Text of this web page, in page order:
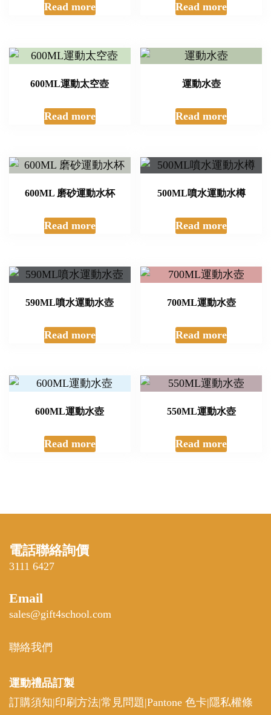
Read more Read more
600ML運動太空壺
Read more
運動水壺
Read more
600ML 磨砂運動水杯
Read more
500ML噴水運動水樽
Read more
590ML噴水運動水壺
Read more
700ML運動水壺
Read more
600ML運動水壺
Read more
550ML運動水壺
Read more
電話聯絡詢價
3111 6427
Email
sales@gift4school.com
聯絡我們
運動禮品訂製
訂購須知|印刷方法|常見問題|Pantone 色卡| 隱私權條